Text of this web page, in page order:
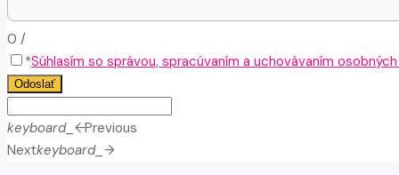
0 /
*Súhlasím so správou, spracúvaním a uchovávaním
Odoslať
keyboard_arrow_leftPrevious
Nextkeyboard_arrow_right